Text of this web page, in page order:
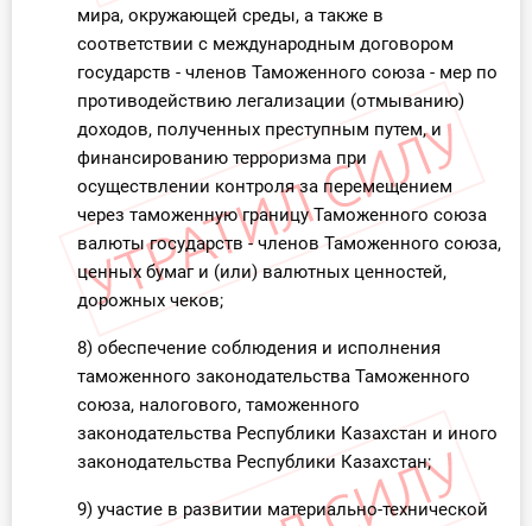
мира, окружающей среды, а также в
соответствии с международным договором
государств - членов Таможенного союза - мер по
противодействию легализации (отмыванию)
доходов, полученных преступным путем, и
финансированию терроризма при
осуществлении контроля за перемещением
через таможенную границу Таможенного союза
валюты государств - членов Таможенного союза,
ценных бумаг и (или) валютных ценностей,
дорожных чеков;
8) обеспечение соблюдения и исполнения
таможенного законодательства Таможенного
союза, налогового, таможенного
законодательства Республики Казахстан и иного
законодательства Республики Казахстан;
9) участие в развитии материально-технической